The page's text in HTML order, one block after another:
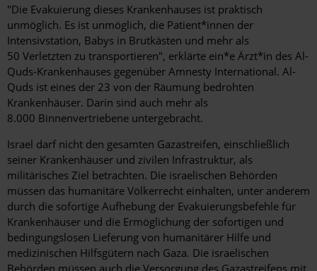
"Die Evakuierung dieses Krankenhauses ist praktisch
unmöglich. Es ist unmöglich, die Patient*innen der
Intensivstation, Babys in Brutkästen und mehr als
50 Verletzten zu transportieren", erklärte ein*e Ärzt*in des Al-
Quds-Krankenhauses gegenüber Amnesty International. Al-
Quds ist eines der 23 von der Räumung bedrohten
Krankenhäuser. Darin sind auch mehr als
8.000 Binnenvertriebene untergebracht.
Israel darf nicht den gesamten Gazastreifen, einschließlich
seiner Krankenhäuser und zivilen Infrastruktur, als
militärisches Ziel betrachten. Die israelischen Behörden
müssen das humanitäre Völkerrecht einhalten, unter anderem
durch die sofortige Aufhebung der Evakuierungsbefehle für
Krankenhäuser und die Ermöglichung der sofortigen und
bedingungslosen Lieferung von humanitärer Hilfe und
medizinischen Hilfsgütern nach Gaza. Die israelischen
Behörden müssen auch die Versorgung des Gazastreifens mit